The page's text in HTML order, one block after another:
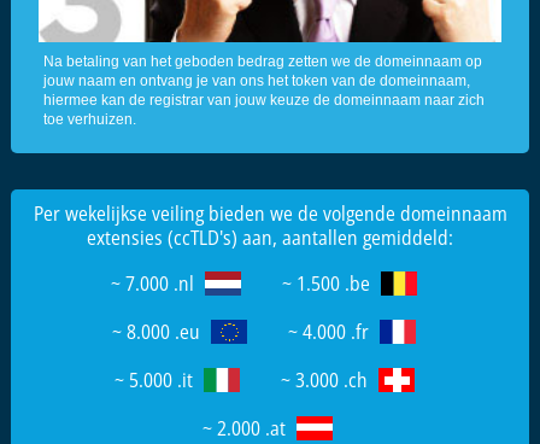
Na betaling van het geboden bedrag zetten we de domeinnaam op
jouw naam en ontvang je van ons het token van de domeinnaam,
hiermee kan de registrar van jouw keuze de domeinnaam naar zich
toe verhuizen.
Per wekelijkse veiling bieden we de volgende domeinnaam
extensies (ccTLD's) aan, aantallen gemiddeld:
~ 7.000 .nl
~ 1.500 .be
~ 8.000 .eu
~ 4.000 .fr
~ 5.000 .it
~ 3.000 .ch
~ 2.000 .at